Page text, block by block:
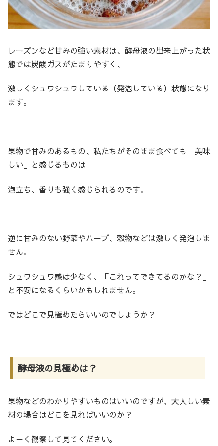
レーズンなど甘みの強い素材は、酵母液の出来上がった状
態では炭酸ガスがたまりやすく、
激しくシュワシュワしている（発泡している）状態になり
ます。
果物で甘みのあるもの、私たちがそのまま食べても「美味
しい」と感じるものは
泡立ち、香りも強く感じられるのです。
逆に甘みのない野菜やハーブ、穀物などは激しく発泡しま
せん。
シュワシュワ感は少なく、「これってできてるのかな？」
と不安になるくらいかもしれません。
ではどこで見極めたらいいのでしょうか？
酵母液の見極めは？
果物などのわかりやすいものはいいのですが、大人しい素
材の場合はどこを見ればいいのか？
よーく観察して見てください。